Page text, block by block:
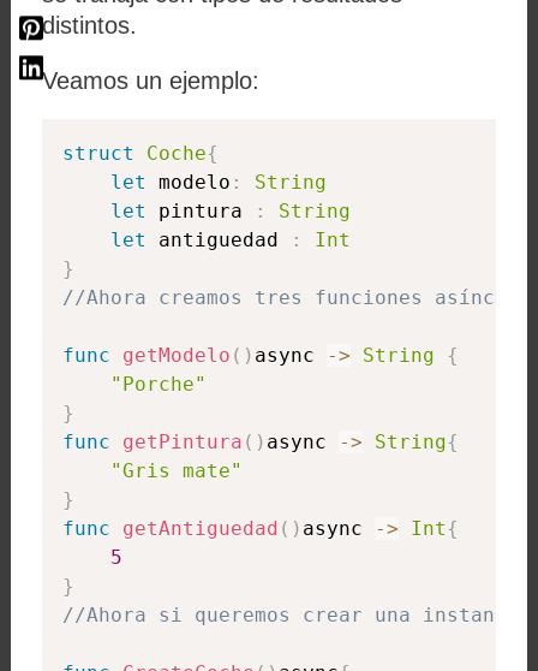
distintos.
Veamos un ejemplo:
struct Coche{
let modelo :
String
let pintura :
String
let antiguedad :
Int
}
//Ahora creamos tres funciones
func getModelo ( ) async -> String
{
"Porche"
}
func
getPintura ( ) async -> String{
"Gris mate"
}
func
getAntiguedad ( ) async -> Int{
5
}
//Ahora si queremos crear una